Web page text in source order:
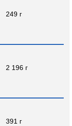
249 г
2 196 г
391 г